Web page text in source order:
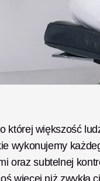
której większość
wykonujemy
oraz subtelnej
więcej niż zwykła